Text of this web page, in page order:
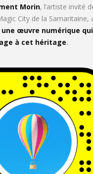
Morin, l’artiste invité
City de la Samaritaine,
une œuvre numérique qui
à cet héritage.